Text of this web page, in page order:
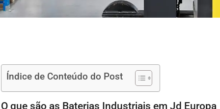
Índice de Conteúdo do Post
O que são as Baterias Industriais em Jd Europa